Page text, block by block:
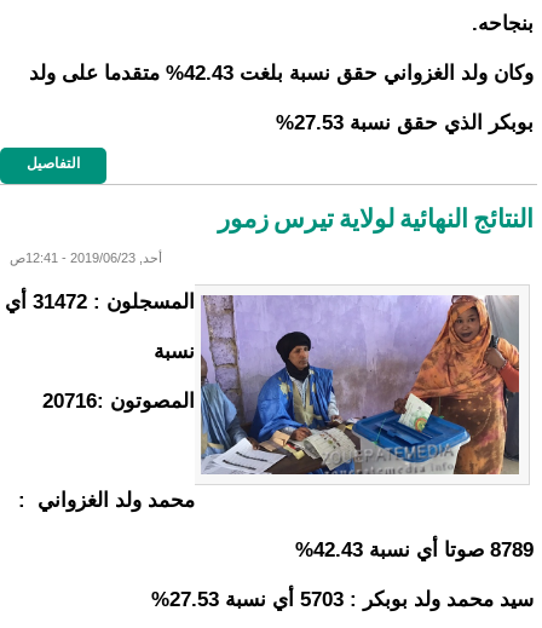
بنجاحه.
وكان ولد الغزواني حقق نسبة بلغت 42.43% متقدما على ولد
بوبكر الذي حقق نسبة 27.53%
التفاصيل
النتائج النهائية لولاية تيرس زمور
أحد, 2019/06/23 - 12:41ص
المسجلون : 31472 أي
نسبة
المصوتون :20716
محمد ولد الغزواني :
8789 صوتا أي نسبة 42.43%
سيد محمد ولد بوبكر : 5703 أي نسبة 27.53%